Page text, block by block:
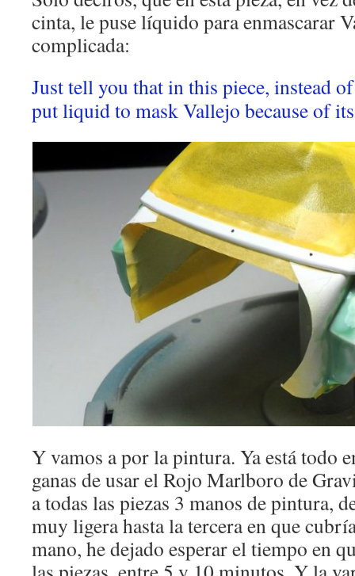
cinta, le puse líquido para enmascarar
complicada:
Just tell you that in this piece, instead
put liquid to mask Vallejo because of
Y vamos a por la pintura. Ya está todo
ganas de usar el Rojo Marlboro de
a todas las piezas 3 manos de pintura,
muy ligera hasta la tercera en que
mano, he dejado esperar el tiempo en